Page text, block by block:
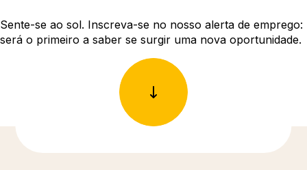
Sente-se ao sol. Inscreva-se no nosso alerta de emprego:
será o primeiro a saber se surgir uma nova oportunidade.